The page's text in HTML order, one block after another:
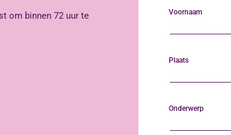
om binnen 72 uur te
Voornaam
Plaats
Onderwerp